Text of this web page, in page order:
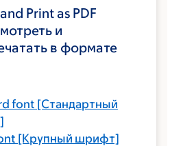
Print as PDF
и
в формате
font [Стандартный
[Крупный шрифт]